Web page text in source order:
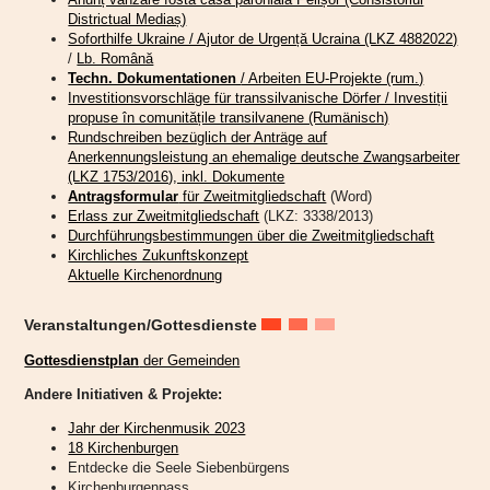
„Endlich sind die Engel an ihrem Platz,“
Katharina Schmidt in ihrer Rede in der Bergkirche Mitte Juli in
Hetzeldorf anlässlich eines feierlichen Gottesdienstes zur Fertigstellung
dieses besonderen Projekts.
Die Kirche auf dem Hetzeldorfer Friedhof wurde dank zahlreicher Spenden in
den Jahren 2021 bis 2023 umfassend renoviert und danach feierlich wieder
Districtual Mediaș)
Soforthilfe Ukraine / Ajutor de Urgență Ucraina (LKZ 4882022)
/ Lb. Română
Techn. Dokumentationen/ Arbeiten EU-Projekte (rum.)
Investitionsvorschläge für transsilvanische Dörfer / Investiții
propuse în comunitățile transilvanene (Rumänisch)
Rundschreiben bezüglich der Anträge auf
Anerkennungsleistung an ehemalige deutsche Zwangsarbeiter
(LKZ 1753/2016), inkl. Dokumente
Antragsformular für Zweitmitgliedschaft (Word)
Erlass zur Zweitmitgliedschaft (LKZ: 3338/2013)
Durchführungsbestimmungen über die Zweitmitgliedschaft
Kirchliches Zukunftskonzept
Aktuelle Kirchenordnung
Veranstaltungen/Gottesdienste
Gottesdienstplan der Gemeinden
Andere Initiativen & Projekte:
Jahr der Kirchenmusik 2023
18 Kirchenburgen
Entdecke die Seele Siebenbürgens